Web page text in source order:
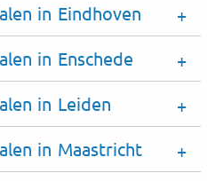
in Eindhoven
in Enschede
in Leiden
in Maastricht